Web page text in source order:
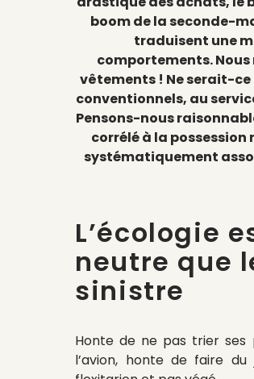
boom de la seconde-
traduisent une
comportements. Nous
vêtements ! Ne serait-
conventionnels, au
Pensons-nous
corrélé à la
systématiquement
L’écologie
neutre que
sinistre
Honte de ne pas trier
l’avion, honte de faire